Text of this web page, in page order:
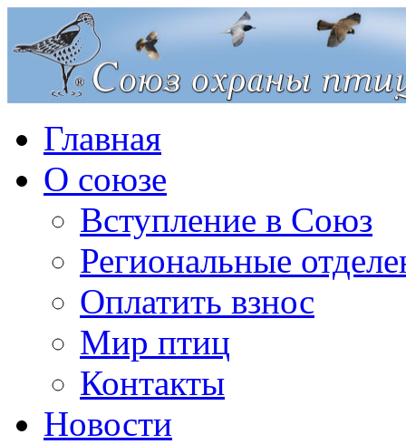
Главная
О союзе
Вступление в Союз
Региональные
Оплатить взнос
Мир птиц
Контакты
Новости